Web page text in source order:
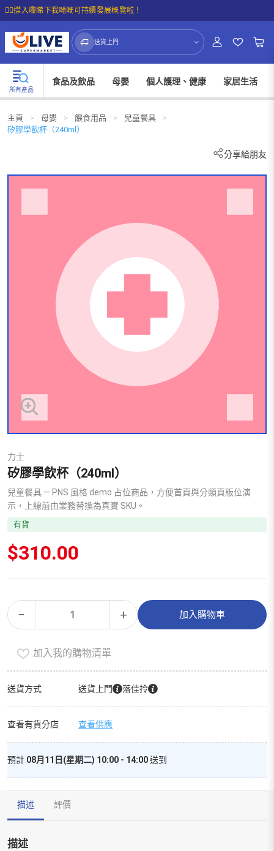
☝🏼㩒入嚟睇下我哋嘅可持續發展概覽啦！
送貨上門
所有產品
食品及飲品 母嬰 個人護理、健康 家居生活
主頁 > 母嬰 > 餵食用品 > 兒童餐具
>
矽膠學飲杯（240ml）
分享給朋友
力士
矽膠學飲杯（240ml）
兒童餐具 — PNS 風格 demo 占位商品，方便首頁與分類頁版位演
示，上線前由業務替換為真實 SKU。
有貨
$310.00
−
矽
膠
杯
（240ml）
+ 加入購物車
Alternative:
加入我的購物清單
送貨方式 送貨上門 落佳拎
查看有貨分店 查看供應
預計 08月11日(星期二) 10:00 - 14:00送到
描述 評價
描述